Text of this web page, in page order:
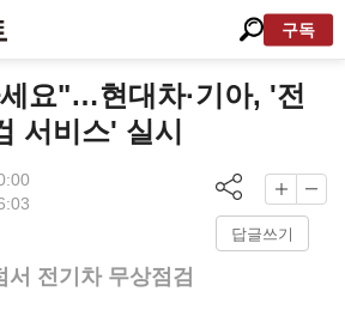
구독
요"…현대차·기아, '전
서비스' 실시
답글쓰기
서 전기차 무상점검